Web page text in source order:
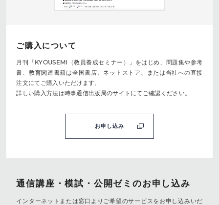
ご購入について
月刊「KYOUSEMI（教員養成セミナー）」をはじめ、問題集や参考
書、教育関連書籍は全国書店、ネットストア、または当社への直接
注文にてご購入いただけます。
詳しい購入方法は時事通信出版局のサイトにてご確認ください。
お申し込み
通信講座・模試・公開ゼミのお申し込み
インターネットまたは窓口よりご希望のサービスをお申し込みいだ